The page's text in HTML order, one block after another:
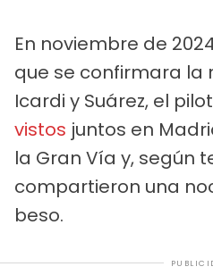
En noviembre de
que se confirmara la
Icardi y Suárez, el
vistos juntos en
la Gran Vía y, según
compartieron una
beso.